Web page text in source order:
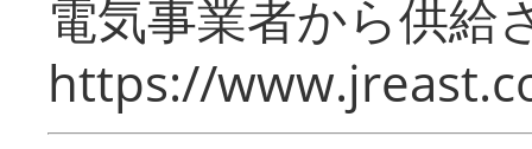
電気事業者から供給
https://